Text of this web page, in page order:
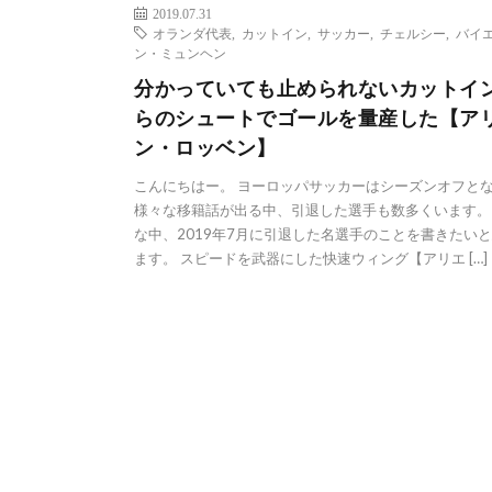
2019.07.31
オランダ代表
カットイン サッカー チェルシー
バイ
ン・ミュンヘン
分かっていても止められないカットイ
らのシュートでゴールを量産した【ア
ン・ロッベン】
こんにちはー。 ヨーロッパサッカーはシーズンオフと
様々な移籍話が出る中、引退した選手も数多くいます
な中、2019年7月に引退した名選手のことを書きたい
ます。 スピードを武器にした快速ウィング【アリエ […]